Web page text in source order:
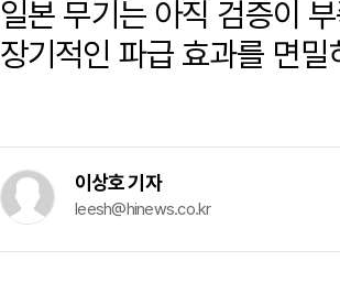
일본 무기는 아직 검증이
장기적인 파급 효과를 면
이상호 기자
leesh@hinews.co.kr